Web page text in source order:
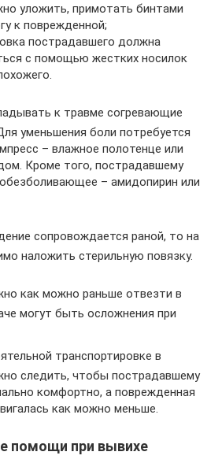
уложить, примотать бинтами
к поврежденной;
пострадавшего должна
с помощью жестких носилок
к травме согревающие
уменьшения боли потребуется
– влажное полотенце или
Кроме того, пострадавшему
– амидопирин или
сопровождается раной, то на
наложить стерильную повязку.
как можно раньше отвезти в
могут быть осложнения при
транспортировке в
следить, чтобы пострадавшему
комфортно, а поврежденная
как можно меньше.
помощи при вывихе